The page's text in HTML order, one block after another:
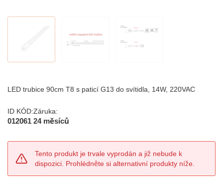
LED trubice 90cm T8 s paticí G13 do svítidla, 14W, 220VAC
ID KÓD:
012061
Záruka:
24 měsíců
Tento produkt je trvale vyprodán a již nebude k
dispozici. Prohlédněte si alternativní produkty níže.